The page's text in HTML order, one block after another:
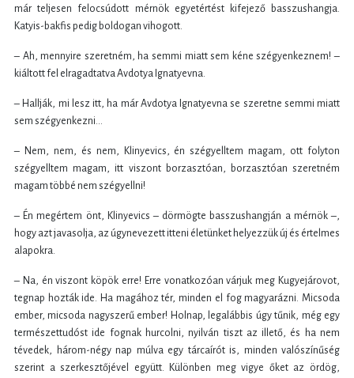
már teljesen felocsúdott mérnök egyetértést kifejező basszushangja.
Katyis-bakfis pedig boldogan vihogott.
– Ah, mennyire szeretném, ha semmi miatt sem kéne szégyenkeznem! –
kiáltott fel elragadtatva Avdotya Ignatyevna.
– Hallják, mi lesz itt, ha már Avdotya Ignatyevna se szeretne semmi miatt
sem szégyenkezni…
– Nem, nem, és nem, Klinyevics, én szégyelltem magam, ott folyton
szégyelltem magam, itt viszont borzasztóan, borzasztóan szeretném
magam többé nem szégyellni!
– Én megértem önt, Klinyevics – dörmögte basszushangján a mérnök –,
hogy azt javasolja, az úgynevezett itteni életünket helyezzük új és értelmes
alapokra.
– Na, én viszont köpök erre! Erre vonatkozóan várjuk meg Kugyejárovot,
tegnap hozták ide. Ha magához tér, minden el fog magyarázni. Micsoda
ember, micsoda nagyszerű ember! Holnap, legalábbis úgy tűnik, még egy
természettudóst ide fognak hurcolni, nyilván tiszt az illető, és ha nem
tévedek, három-négy nap múlva egy tárcaírót is, minden valószínűség
szerint a szerkesztőjével együtt. Különben meg vigye őket az ördög,